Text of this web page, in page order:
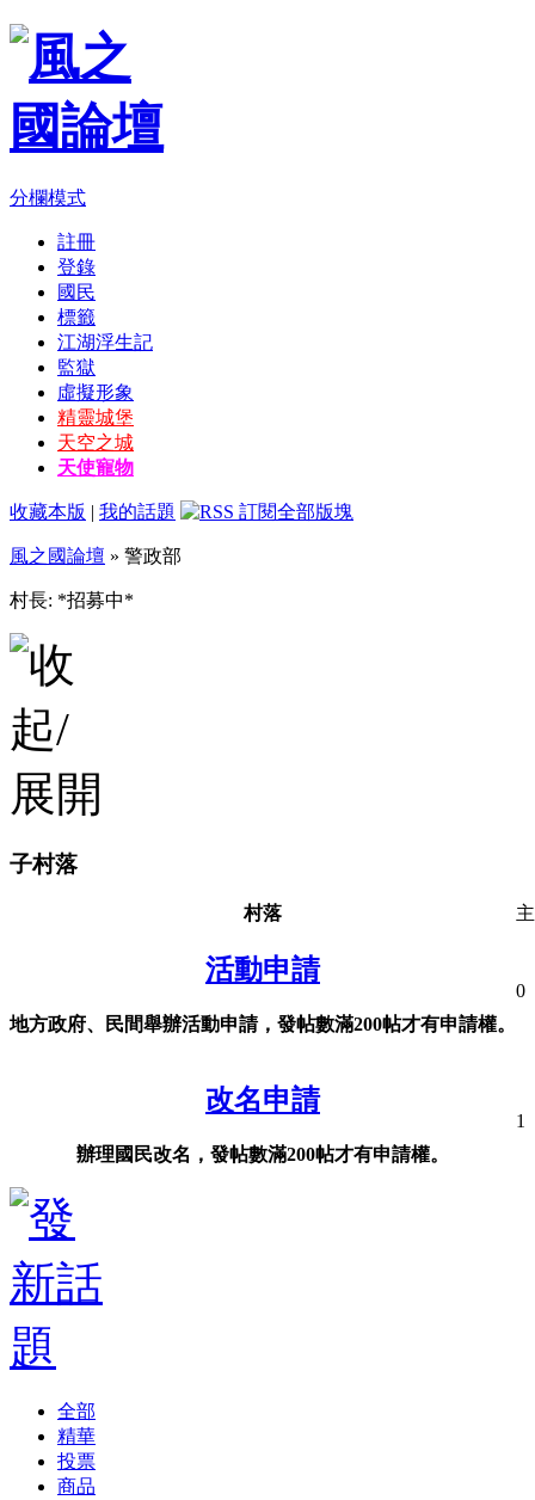
分欄模式
註冊
登錄
國民
標籤
江湖浮生記
監獄
虛擬形象
精靈城堡
天空之城
天使寵物
收藏本版 | 我的話題
風之國論壇 » 警政部
村長: *招募中*
子村落
村落
活動申請
地方政府、民間舉辦活動申請，發帖數滿200帖才有申請權。
0
改名申請
辦理國民改名，發帖數滿200帖才有申請權。
1
全部
精華
投票
商品